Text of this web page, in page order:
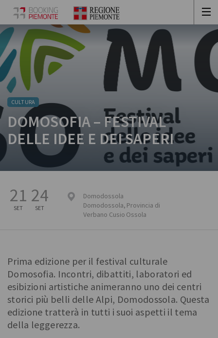
CULTURA
DOMOSOFIA – FESTIVAL
DELLE IDEE E DEI SAPERI
21
SET
24
SET
Domodossola
Domodossola, Provincia di
Verbano Cusio Ossola
Prima edizione per il festival culturale
Domosofia. Incontri, dibattiti, laboratori ed
esibizioni artistiche animeranno uno dei centri
storici più belli delle Alpi, Domodossola. Questa
edizione tratterà in tutti i suoi aspetti il tema
della leggerezza.